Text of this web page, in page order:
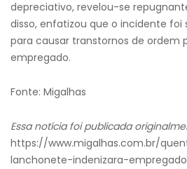
depreciativo, revelou-se
disso, enfatizou que o incidente
para causar transtornos de ordem
empregado.
Fonte: Migalhas
Essa notícia foi publicada
https://www.migalhas.com.br/
lanchonete-indenizara-